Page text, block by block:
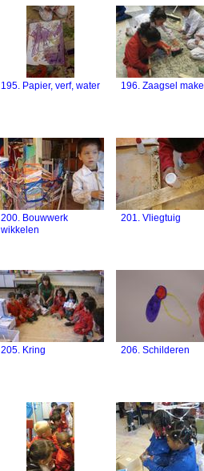
195. Papier, verf, water 196. Zaagsel
200. Bouwwerk
wikkelen
201. Vliegtuig
205. Kring 206. Schilderen